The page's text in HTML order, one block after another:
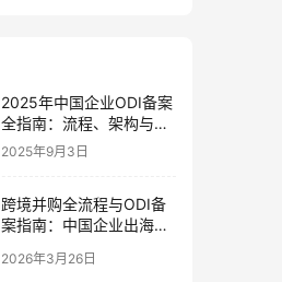
2025年中国企业ODI备案
全指南：流程、架构与政
策趋势分析
2025年9月3日
跨境并购全流程与ODI备
案指南：中国企业出海不
2026年3月26日